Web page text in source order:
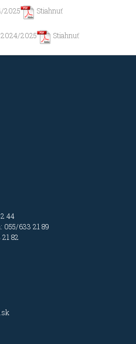
2025 Stiahnuť
2024/2025 Stiahnuť
44
055/633 21 89
82